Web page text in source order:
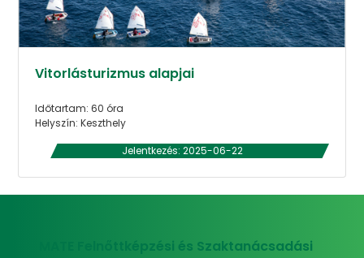
Vitorlásturizmus alapjai
Időtartam: 60 óra
Helyszín: Keszthely
Jelentkezés: 2025-06-22
MATE Felnőttképzési és Szaktanácsadási